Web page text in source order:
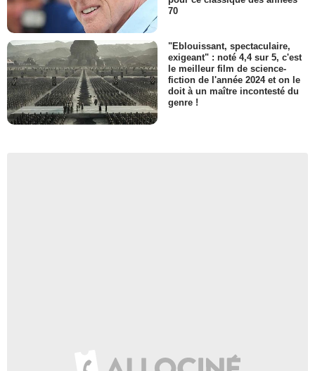
70
"Eblouissant, spectaculaire,
exigeant" : noté 4,4 sur 5, c'est
le meilleur film de science-
fiction de l'année 2024 et on le
doit à un maître incontesté du
genre !